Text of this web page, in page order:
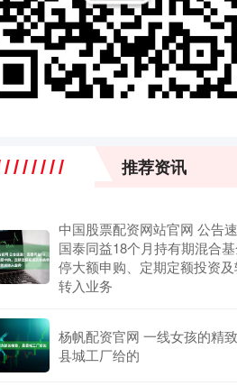
推荐资讯
中国股票配资网站官网 公告速
国泰同益18个月持有期混合
停大额申购、定期定额投资
转入业务
杨帆配资官网 一线女孩的精
县城工厂给的